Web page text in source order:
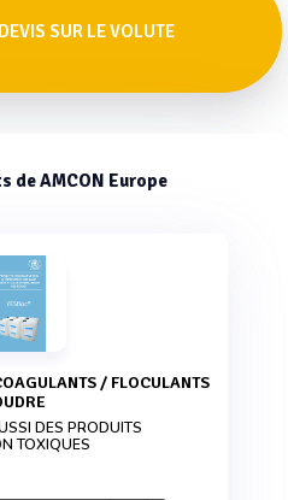
SUR LE VOLUTE
de AMCON Europe
DES PRODUITS
TOXIQUES